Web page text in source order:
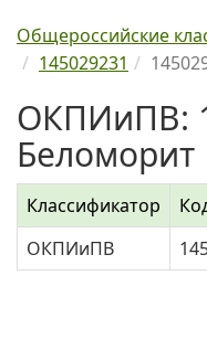
Общероссийские
145029231
ОКПИиПВ:
Беломорит
Классификатор
ОКПИиПВ